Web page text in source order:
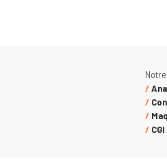
/
/
/
/